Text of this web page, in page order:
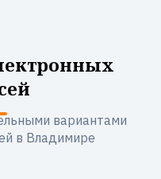
вариантами
в Владимире